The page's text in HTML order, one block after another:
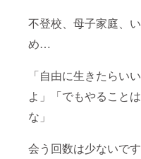
不登校、母子家庭、
め…
「自由に生きたらい
よ」「でもやること
な」
会う回数は少ないです